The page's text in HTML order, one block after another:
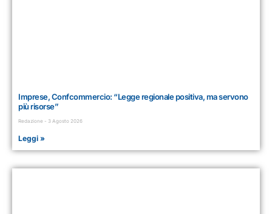
Imprese, Confcommercio: “Legge regionale positiva, ma servono
più risorse”
Redazione 3 Agosto 2026
Leggi »